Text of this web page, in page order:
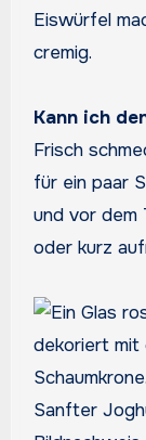
Eiswürfel
cremig.
Kann ich
Frisch
für ein paar
und vor dem
oder kurz
Sanfter